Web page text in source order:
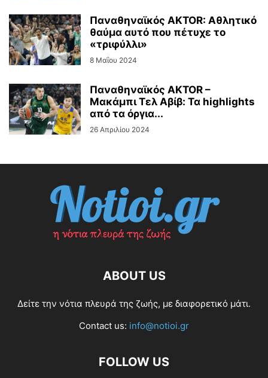
Παναθηναϊκός AKTOR: Αθλητικό
θαύμα αυτό που πέτυχε το
«τριφύλλι»
8 Μαΐου 2024
Παναθηναϊκός AKTOR –
Μακάμπι Τελ Αβίβ: Τα highlights
από τα όργια...
26 Απριλίου 2024
ABOUT US
Δείτε την νότια πλευρά της ζωής, με διαφορετικό μάτι.
Contact us: info@notioi.gr
FOLLOW US